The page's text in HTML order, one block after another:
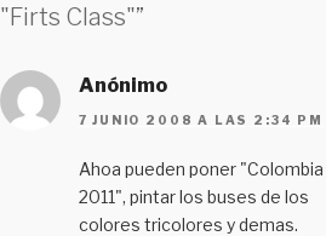
"Firts Class"”
Anónimo
7 JUNIO 2008 A LAS 2:34 PM
Ahoa pueden poner "Colombia
2011", pintar los buses de los
colores tricolores y demas.